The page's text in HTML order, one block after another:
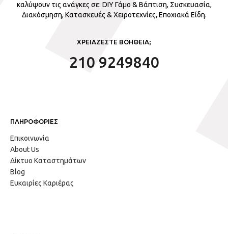
καλύψουν τις ανάγκες σε: DIY Γάμο & Βάπτιση, Συσκευασία,
Διακόσμηση, Κατασκευές & Χειροτεχνίες, Εποχιακά Είδη.
ΧΡΕΙΑΖΕΣΤΕ ΒΟΗΘΕΙΑ;
210 9249840
ΠΛΗΡΟΦΟΡΙΕΣ
Επικοινωνία
About Us
Δίκτυο Καταστημάτων
Blog
Ευκαιρίες Καριέρας